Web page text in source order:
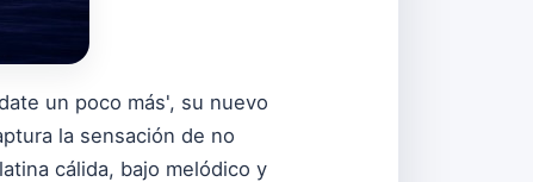
un poco más', su nuevo
la sensación de no
cálida, bajo melódico y